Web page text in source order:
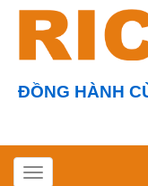
ĐỒNG HÀNH